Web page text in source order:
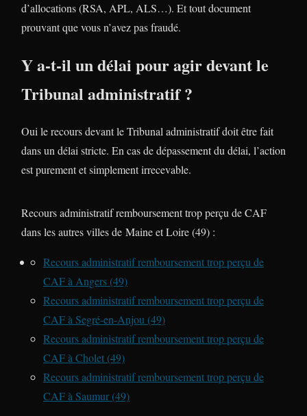
d’allocations (RSA, APL, ALS…). Et tout document
prouvant que vous n’avez pas fraudé.
Y a-t-il un délai pour agir devant le
Tribunal administratif ?
Oui le recours devant le Tribunal administratif doit être fait
dans un délai stricte. En cas de dépassement du délai, l’action
est purement et simplement irrecevable.
Recours administratif remboursement trop perçu de CAF
dans les autres villes de Maine et Loire (49) :
Recours administratif remboursement trop perçu de
CAF à Angers (49)
Recours administratif remboursement trop perçu de
CAF à Segré-en-Anjou (49)
Recours administratif remboursement trop perçu de
CAF à Cholet (49)
Recours administratif remboursement trop perçu de
CAF à Saumur (49)